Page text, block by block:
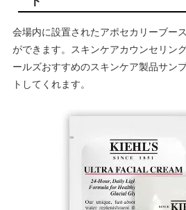
会場内に設置されたアポセカリーブー
ができます。スキンケアカウンセリン
ールズおすすめのスキンケア製品サン
トしてくれます。